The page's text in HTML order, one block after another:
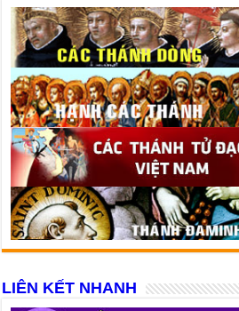
LIÊN KẾT NHANH